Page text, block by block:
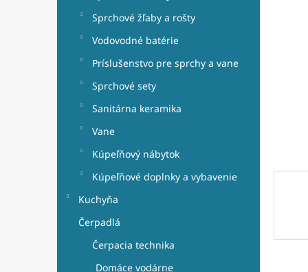
Sprchové žľaby a rošty
Vodovodné batérie
Príslušenstvo pre sprchy a vane
Sprchové sety
Sanitárna keramika
Vane
Kúpeľňový nábytok
Kúpeľňové doplnky a vybavenie
Kuchyňa
Čerpadlá
Čerpacia technika
Domáce vodárne